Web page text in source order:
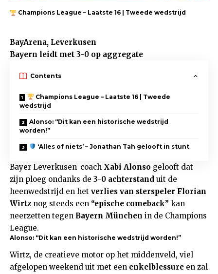
Champions League – Laatste 16 | Tweede wedstrijd
BayArena, Leverkusen
Bayern leidt met 3-0 op aggregate
Contents
Champions League – Laatste 16 | Tweede
wedstrijd
Alonso: “Dit kan een historische wedstrijd
worden!”
‘Alles of niets’ – Jonathan Tah gelooft in stunt
Bayer Leverkusen-coach Xabi Alonso gelooft dat
zijn ploeg ondanks de 3-0 achterstand uit de
heenwedstrijd en het verlies van sterspeler Florian
Wirtz nog steeds een “epische comeback” kan
neerzetten tegen Bayern München in de Champions
League.
Alonso: “Dit kan een historische wedstrijd worden!”
Wirtz, de creatieve motor op het middenveld, viel
afgelopen weekend uit met een enkelblessure en zal